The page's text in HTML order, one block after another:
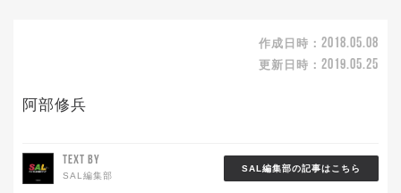
作成日時： 2018.05.08
更新日時： 2019.05.25
阿部修兵
TEXT BY
SAL編集部
SAL編集部の記事はこちら